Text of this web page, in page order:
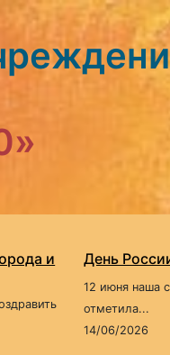
и
День
12 июня наша
отметила...
14/06/2026